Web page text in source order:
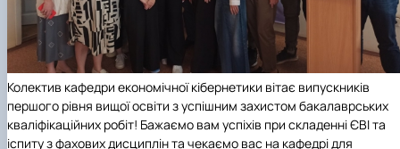
Колектив кафедри економічної кібернетики вітає випускників
першого рівня вищої освіти з успішним захистом бакалаврських
кваліфікаційних робіт! Бажаємо вам успіхів при складенні ЄВІ та
іспиту з фахових дисциплін та чекаємо вас на кафедрі для